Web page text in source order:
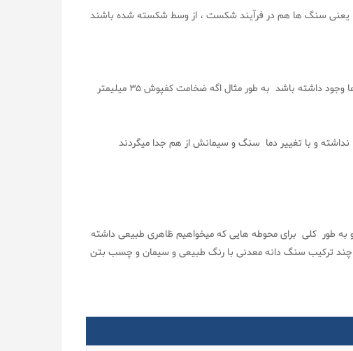
سنگ ها هم در فرآیند شکست ، از وسط شکسته شده باشند
<< بعد از شکستن یک قطعه از واش بتن باید سنگدانه ها در تمام لایه ها وجود داشته باشد به طور مثال اگه ضخامت کفپوش 35 میلیمتر
و با تغییر دما سنگ و سیمانش از هم جدا میگردند
طور کلی برای محوطه هایی که میخواهیم ظاهری طبیعی داشته
ترکیب سنگ دانه معدنی با رنگ طبیعی و سیمان و چسب بتن